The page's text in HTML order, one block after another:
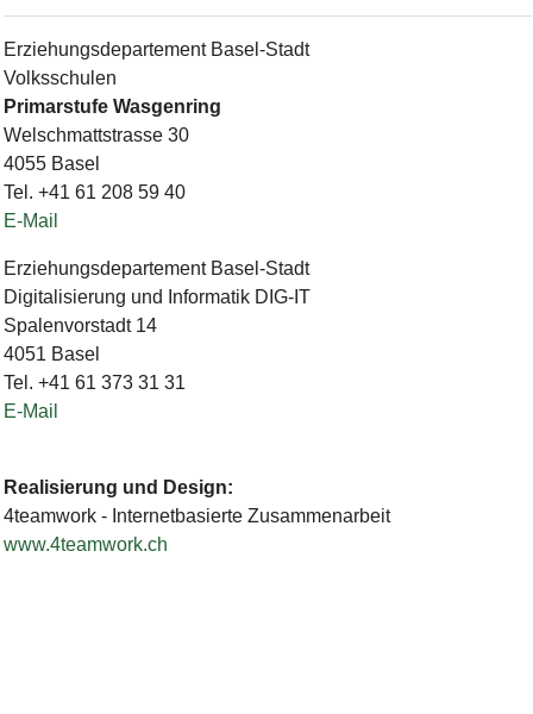
Erziehungsdepartement Basel-Stadt
Volksschulen
Primarstufe Wasgenring
Welschmattstrasse 30
4055 Basel
Tel. +41 61 208 59 40
E-Mail
Erziehungsdepartement Basel-Stadt
Digitalisierung und Informatik DIG-IT
Spalenvorstadt 14
4051 Basel
Tel. +41 61 373 31 31
E-Mail
Realisierung und Design:
4teamwork - Internetbasierte Zusammenarbeit
www.4teamwork.ch